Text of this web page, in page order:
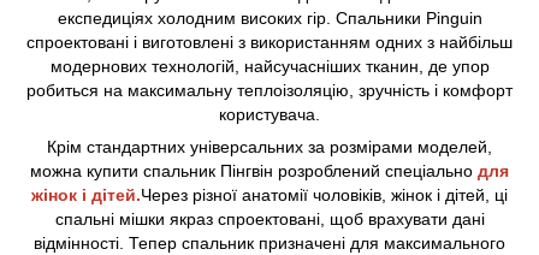
експедиціях холодним високих гір. Спальники Pinguin
спроектовані і виготовлені з використанням одних з найбільш
модернових технологій, найсучасніших тканин, де упор
робиться на максимальну теплоізоляцію, зручність і комфорт
користувача.
Крім стандартних універсальних за розмірами моделей,
можна купити спальник Пінгвін розроблений спеціально для
жінок і дітей.Через різної анатомії чоловіків, жінок і дітей, ці
спальні мішки якраз спроектовані, щоб врахувати дані
відмінності. Тепер спальник призначені для максимального